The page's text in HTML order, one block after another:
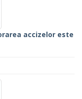
accizelor este